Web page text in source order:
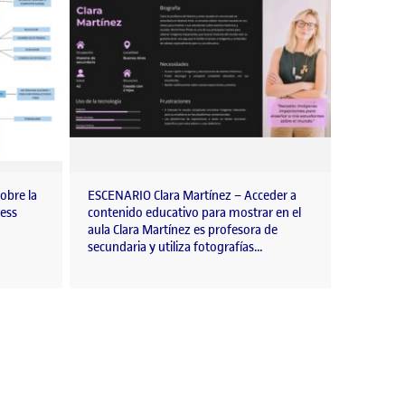
la
ESCENARIO Clara Martínez – Acceder a
contenido educativo para mostrar en el
aula Clara Martínez es profesora de
secundaria y utiliza fotografías…